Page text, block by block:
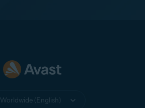
Worldwide (English)